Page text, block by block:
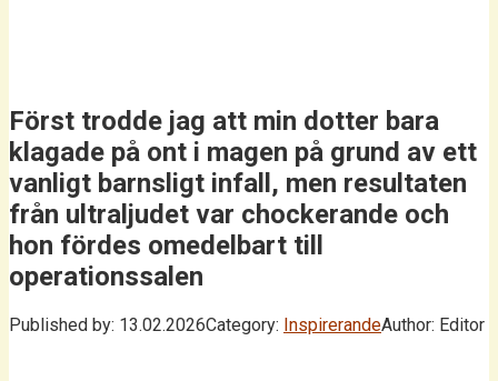
Först trodde jag att min dotter bara
klagade på ont i magen på grund av ett
vanligt barnsligt infall, men resultaten
från ultraljudet var chockerande och
hon fördes omedelbart till
operationssalen
Published by: 13.02.2026Category: InspirerandeAuthor: Editor